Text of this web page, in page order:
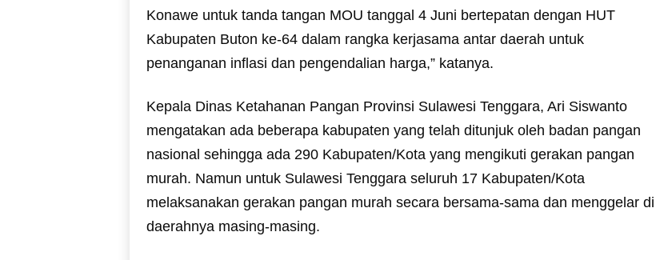
Konawe untuk tanda tangan MOU tanggal 4 Juni bertepatan dengan HUT
Kabupaten Buton ke-64 dalam rangka kerjasama antar daerah untuk
penanganan inflasi dan pengendalian harga,” katanya.
Kepala Dinas Ketahanan Pangan Provinsi Sulawesi Tenggara, Ari Siswanto
mengatakan ada beberapa kabupaten yang telah ditunjuk oleh badan pangan
nasional sehingga ada 290 Kabupaten/Kota yang mengikuti gerakan pangan
murah. Namun untuk Sulawesi Tenggara seluruh 17 Kabupaten/Kota
melaksanakan gerakan pangan murah secara bersama-sama dan menggelar di
daerahnya masing-masing.